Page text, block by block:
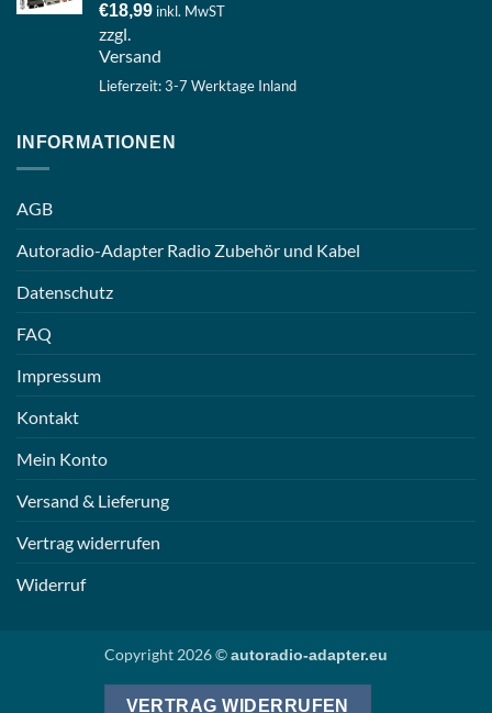
€18,99 inkl. MwST
zzgl.
Versand
Lieferzeit: 3-7 Werktage Inland
INFORMATIONEN
AGB
Autoradio-Adapter Radio Zubehör und Kabel
Datenschutz
FAQ
Impressum
Kontakt
Mein Konto
Versand & Lieferung
Vertrag widerrufen
Widerruf
Copyright 2026 ©autoradio-adapter.eu
VERTRAG WIDERRUFEN